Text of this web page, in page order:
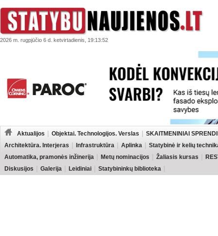
2026 m. rugpjūčio 6 d. ketvirtadienis, 19:13:52
Aktualijos Objektai. Technologijos. Verslas
SKAITMENINIAI
Architektūra. Interjeras
Infrastruktūra Aplinka
Statybinė ir kelių
Automatika, pramonės inžinerija
Metų nominacijos Žaliasis kursas
Diskusijos
Galerija Leidiniai Statybininkų biblioteka